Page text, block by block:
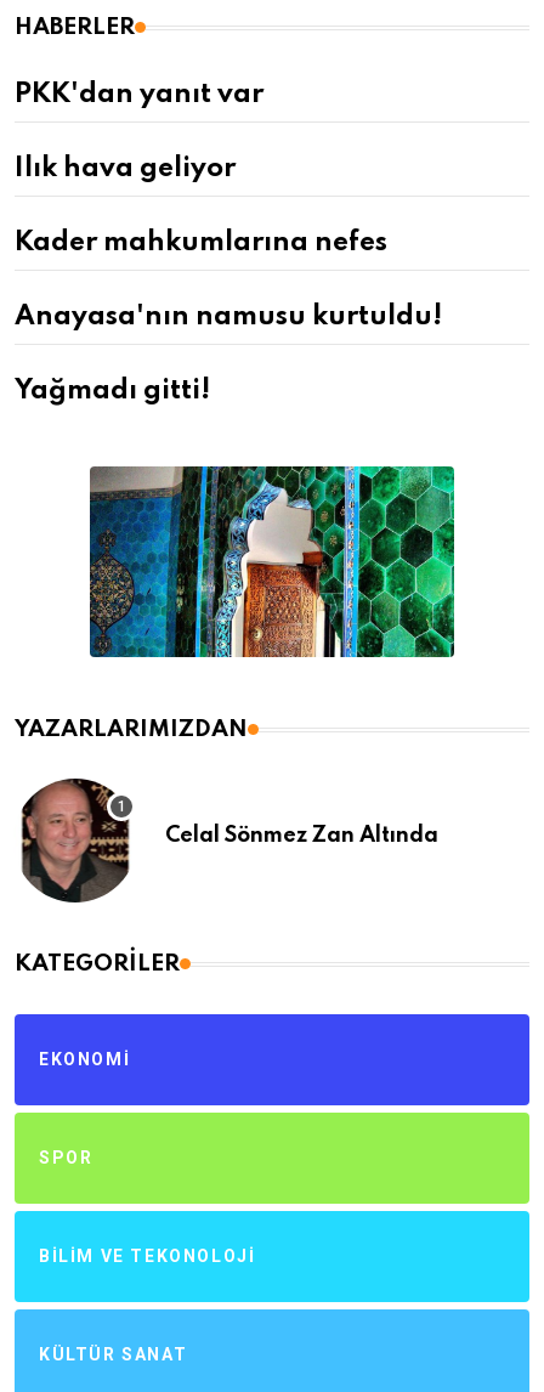
HABERLER
PKK'dan yanıt var
Ilık hava geliyor
Kader mahkumlarına nefes
Anayasa'nın namusu kurtuldu!
Yağmadı gitti!
YAZARLARIMIZDAN
Celal Sönmez Zan Altında
KATEGORILER
EKONOMI
SPOR
BILIM VE TEKONOLOJI
KÜLTÜR SANAT